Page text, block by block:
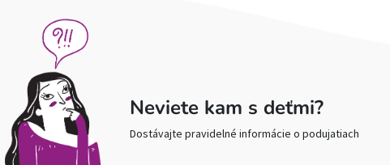
Neviete kam s deťmi?
Dostávajte pravidelné informácie o podujatiach